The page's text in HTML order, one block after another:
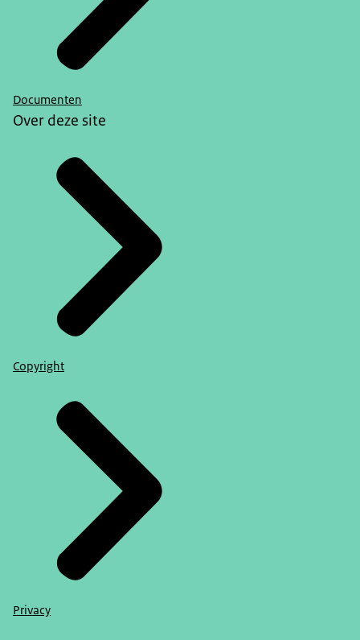
Documenten
Over deze site
Copyright
Privacy